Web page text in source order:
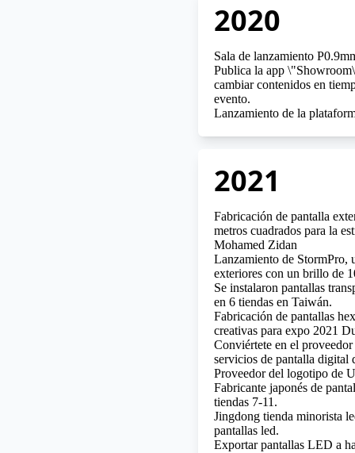
2020
Sala de lanzamiento
Publica la app
cambiar contenidos en
evento.
Lanzamiento de la
2021
Fabricación de pantalla
metros cuadrados para la
Mohamed Zidan
Lanzamiento de StormPro,
exteriores con un brillo de
Se instalaron pantallas
en 6 tiendas en Taiwán.
Fabricación de pantallas
creativas para expo 2021
Conviértete en el
servicios de pantalla digital
Proveedor del logotipo de
Fabricante japonés de
tiendas 7-11.
Jingdong tienda minorista
pantallas led.
Exportar pantallas LED a